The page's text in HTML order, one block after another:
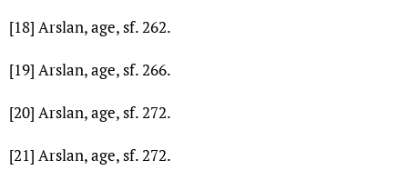
[18] Arslan, age, sf. 262.
[19] Arslan, age, sf. 266.
[20] Arslan, age, sf. 272.
[21] Arslan, age, sf. 272.